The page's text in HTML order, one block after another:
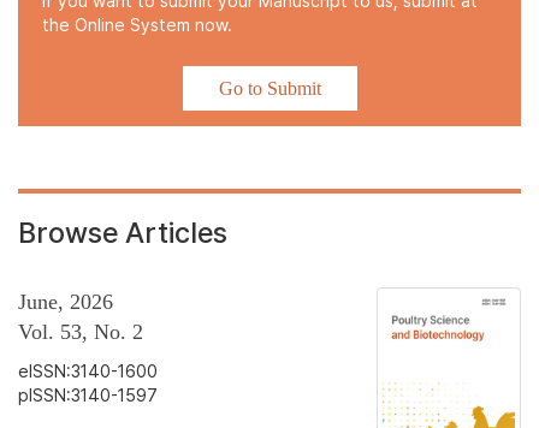
the Online System now.
Go to Submit
Browse Articles
June, 2026
Vol. 53, No. 2
eISSN:3140-1600
pISSN:3140-1597